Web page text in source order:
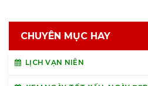
CHUYÊN MỤC HAY
LỊCH VẠN NIÊN